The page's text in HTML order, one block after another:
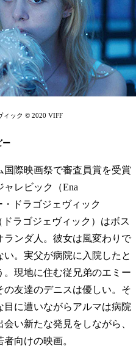
ィック © 2020 VIFF
ー
際映画祭で審査員賞を受賞
レビック（Ena
・ドラゴジェヴィック
ドラゴジェヴィック）はボス
ンダ人。彼女は風変わりで
。実父が病院に入院したと
現地に住む従兄弟のエミー
友達のデニスは優しい。そ
目に遭いながらアルマは病院
い新たな発見をしながら、
向けの映画。